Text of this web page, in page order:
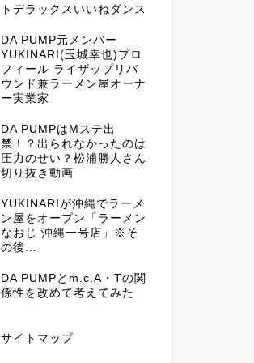
トデラックスいいねダンス
DA PUMP元メンバー
YUKINARI(玉城幸也)プロ
フィール ライザップリバ
ウンド兼ラーメン屋オーナ
ー実業家
DA PUMPはMステ出
禁！？出られなかったのは
圧力のせい？松浦勝人さん
切り抜き動画
YUKINARIが沖縄でラーメ
ン屋をオープン「ラーメン
なおじ 沖縄一号店」※そ
の後…
DA PUMPとm.c.A・Tの関
係性を改めて考えてみた
サイトマップ